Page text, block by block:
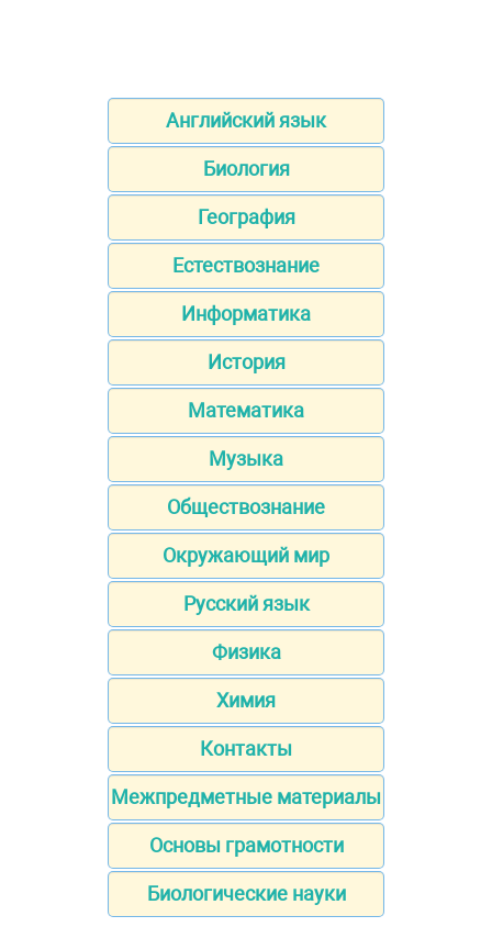
Английский язык
Биология
География
Естествознание
Информатика
История
Математика
Музыка
Обществознание
Окружающий мир
Русский язык
Физика
Химия
Контакты
Межпредметные материалы
Основы грамотности
Биологические науки